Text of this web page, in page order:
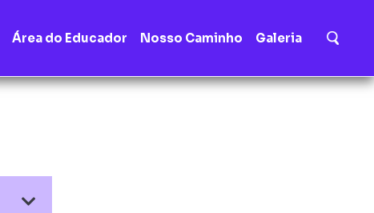
Área do Educador Nosso Caminho Galeria